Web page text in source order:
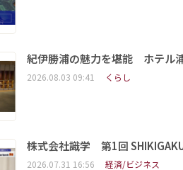
紀伊勝浦の魅力を堪能 ホテル
2026.08.03 09:41 くらし
株式会社識学 第1回
2026.07.31 16:56 経済/ビジネス